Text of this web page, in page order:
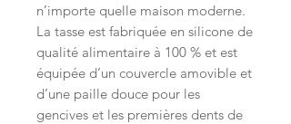
n’importe quelle maison moderne.
La tasse est fabriquée en silicone de
qualité alimentaire à 100 % et est
équipée d’un couvercle amovible et
d’une paille douce pour les
gencives et les premières dents de